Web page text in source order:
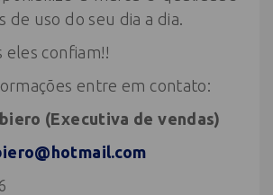
uso do seu dia a dia.
eles confiam!!
entre em contato:
(Executiva de vendas)